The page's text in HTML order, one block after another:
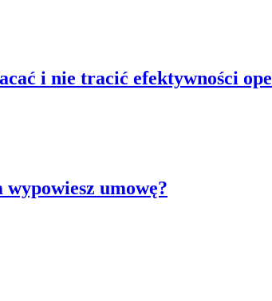
i nie tracić efektywności
umowę?